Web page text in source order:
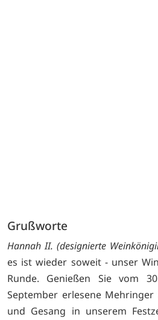
Grußworte
Hannah II. (designierte
es ist wieder soweit - unser
Runde. Genießen Sie vom
September erlesene Mehringer
und Gesang in unserem